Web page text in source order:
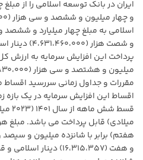
ایران در بانک توسعه اسلامی را از
اسلامی به مبلغ چهار میلیارد و
و شصت هزار
پرداخت این افزایش سرمایه به
مقررات و جداول زمانی سررسید اقساط
میلادی) قابل پرداخت می باشد. مبلغ
هفتم) برابر با شانزده میلیون و سیصد
و هفت (١۶،٣١۵،٣۵٧)